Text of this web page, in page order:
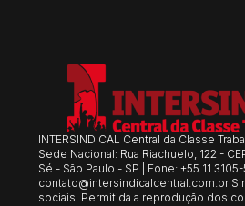
INTERSINDICAL Central da Classe
Sede Nacional: Rua Riachuelo, 122 -
Sé - São Paulo - SP | Fone: +55 11
contato@intersindicalcentral.com.br
sociais. Permitida a reprodução dos